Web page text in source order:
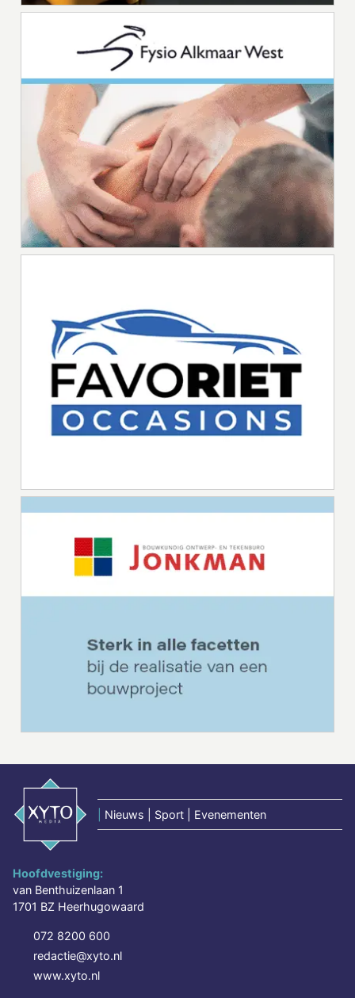
Nieuws | Sport | Evenementen
Hoofdvestiging:
van Benthuizenlaan 1
1701 BZ Heerhugowaard
072 8200 600
redactie@xyto.nl
www.xyto.nl